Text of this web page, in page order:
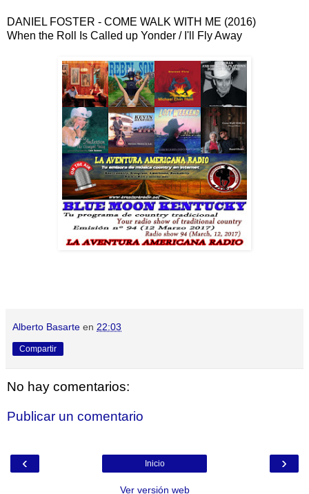
DANIEL FOSTER - COME WALK WITH ME (2016)
When the Roll Is Called up Yonder / I'll Fly Away
Alberto Basarte en 22:03
Compartir
No hay comentarios:
Publicar un comentario
‹ ›
Inicio
Ver versión web